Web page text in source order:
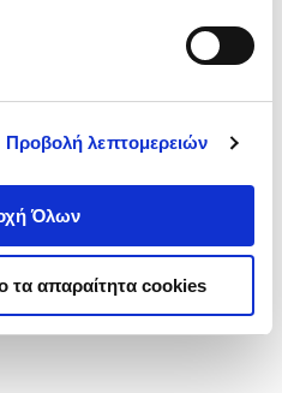
Προβολή λεπτομερειών
Όλων
τα απαραίτητα cookies